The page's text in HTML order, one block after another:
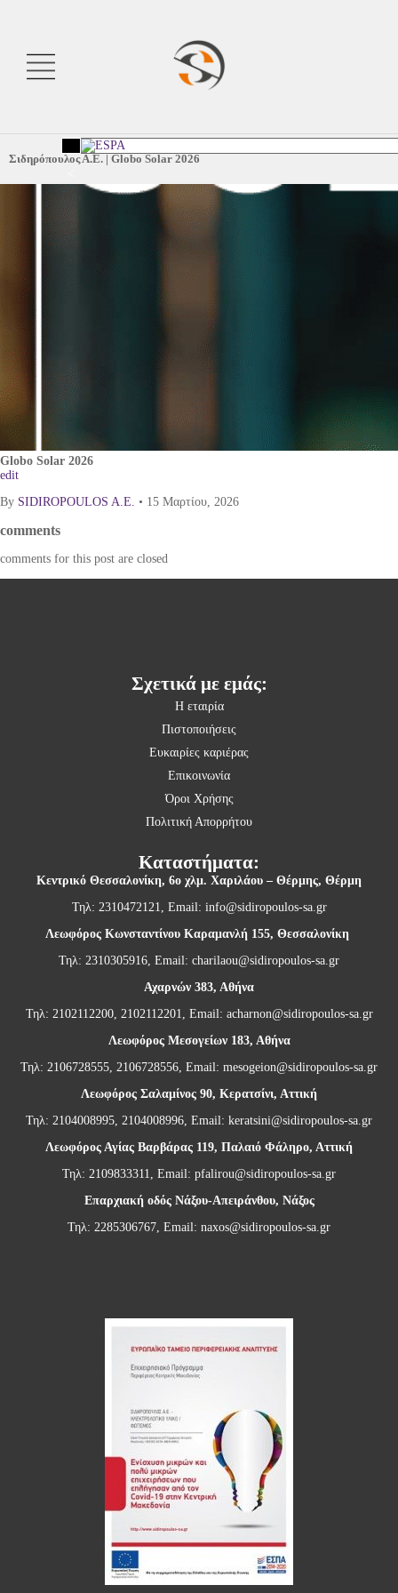
Σιδηρόπουλος Α.Ε. | Globo Solar 2026
Globo Solar 2026
edit
By SIDIROPOULOS A.E. • 15 Μαρτίου, 2026
comments
comments for this post are closed
Σχετικά με εμάς:
Η εταιρία
Πιστοποιήσεις
Ευκαιρίες καριέρας
Επικοινωνία
Όροι Χρήσης
Πολιτική Απορρήτου
Καταστήματα:
Κεντρικό Θεσσαλονίκη, 6ο χλμ. Χαριλάου – Θέρμης, Θέρμη
Τηλ: 2310472121, Email: info@sidiropoulos-sa.gr
Λεωφόρος Κωνσταντίνου Καραμανλή 155, Θεσσαλονίκη
Τηλ: 2310305916, Email: charilaou@sidiropoulos-sa.gr
Αχαρνών 383, Αθήνα
Τηλ: 2102112200, 2102112201, Email: acharnon@sidiropoulos-sa.gr
Λεωφόρος Μεσογείων 183, Αθήνα
Τηλ: 2106728555, 2106728556, Email: mesogeion@sidiropoulos-sa.gr
Λεωφόρος Σαλαμίνος 90, Κερατσίνι, Αττική
Τηλ: 2104008995, 2104008996, Email: keratsini@sidiropoulos-sa.gr
Λεωφόρος Αγίας Βαρβάρας 119, Παλαιό Φάληρο, Αττική
Τηλ: 2109833311, Email: pfalirou@sidiropoulos-sa.gr
Επαρχιακή οδός Νάξου-Απειράνθου, Νάξος
Τηλ: 2285306767, Email: naxos@sidiropoulos-sa.gr